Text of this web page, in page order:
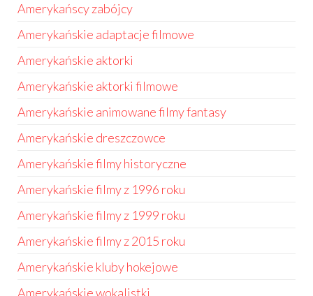
Amerykańscy zabójcy
Amerykańskie adaptacje filmowe
Amerykańskie aktorki
Amerykańskie aktorki filmowe
Amerykańskie animowane filmy fantasy
Amerykańskie dreszczowce
Amerykańskie filmy historyczne
Amerykańskie filmy z 1996 roku
Amerykańskie filmy z 1999 roku
Amerykańskie filmy z 2015 roku
Amerykańskie kluby hokejowe
Amerykańskie wokalistki